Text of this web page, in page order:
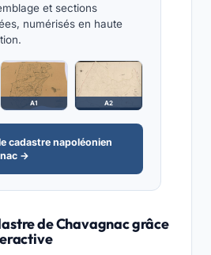
et sections
numérisés en haute
A1 A2
cadastre napoléonien
→
de Chavagnac grâce